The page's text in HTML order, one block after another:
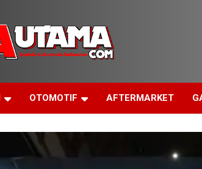
OTOMOTIF AFTERMARKET